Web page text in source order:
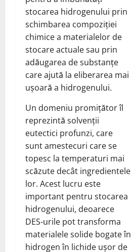
stocarea hidrogenului prin
schimbarea compoziției
chimice a materialelor de
stocare actuale sau prin
adăugarea de substanțe
care ajută la eliberarea mai
ușoară a hidrogenului.
Un domeniu promițător îl
reprezintă solvenții
eutectici profunzi, care
sunt amestecuri care se
topesc la temperaturi mai
scăzute decât ingredientele
lor. Acest lucru este
important pentru stocarea
hidrogenului, deoarece
DES-urile pot transforma
materialele solide bogate în
hidrogen în lichide ușor de